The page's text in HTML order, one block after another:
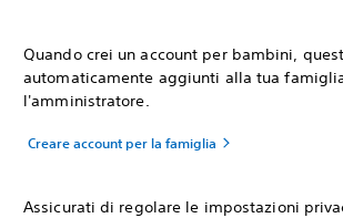
Quando crei un account per bambini,
automaticamente aggiunti alla tua
l'amministratore.
Creare account per la famiglia
Assicurati di regolare le impostazioni